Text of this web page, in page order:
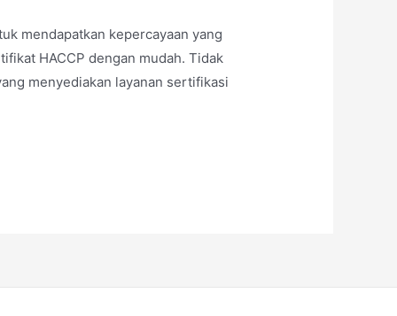
mendapatkan kepercayaan yang
HACCP dengan mudah. Tidak
menyediakan layanan sertifikasi